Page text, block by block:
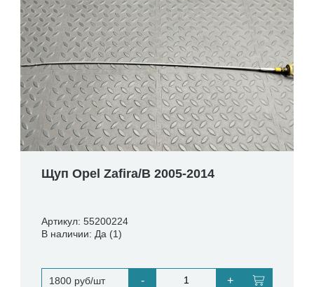
Щуп Opel Zafira/B 2005-2014
Артикул: 55200224
В наличии: Да (1)
1800 руб/шт - +